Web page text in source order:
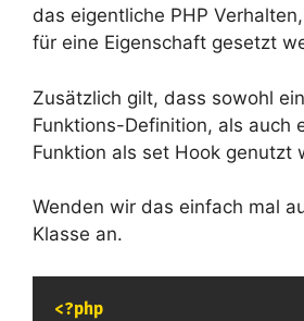
das eigentliche PHP
für eine Eigenschaft gesetzt
Zusätzlich gilt, dass sowohl
Funktions-Definition, als auch
Funktion als set Hook genutzt
Wenden wir das einfach mal
Klasse an.
<?php